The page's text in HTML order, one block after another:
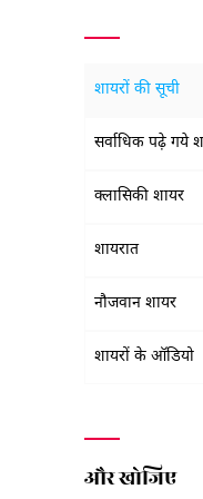
शायरों की सूची
सर्वाधिक पढ़े गये
क्लासिकी शायर
शायरात
नौजवान शायर
शायरों के ऑडियो
और खोजिए